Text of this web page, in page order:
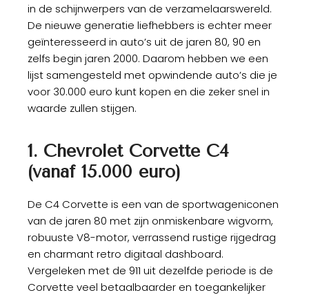
in de schijnwerpers van de verzamelaarswereld.
De nieuwe generatie liefhebbers is echter meer
geïnteresseerd in auto’s uit de jaren 80, 90 en
zelfs begin jaren 2000. Daarom hebben we een
lijst samengesteld met opwindende auto’s die je
voor 30.000 euro kunt kopen en die zeker snel in
waarde zullen stijgen.
1. Chevrolet Corvette C4
(vanaf 15.000 euro)
De C4 Corvette is een van de sportwageniconen
van de jaren 80 met zijn onmiskenbare wigvorm,
robuuste V8-motor, verrassend rustige rijgedrag
en charmant retro digitaal dashboard.
Vergeleken met de 911 uit dezelfde periode is de
Corvette veel betaalbaarder en toegankelijker